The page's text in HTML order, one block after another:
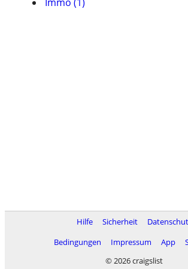
Hilfe Sicherheit
Bedingungen
Impressum App
© 2026 craigslist